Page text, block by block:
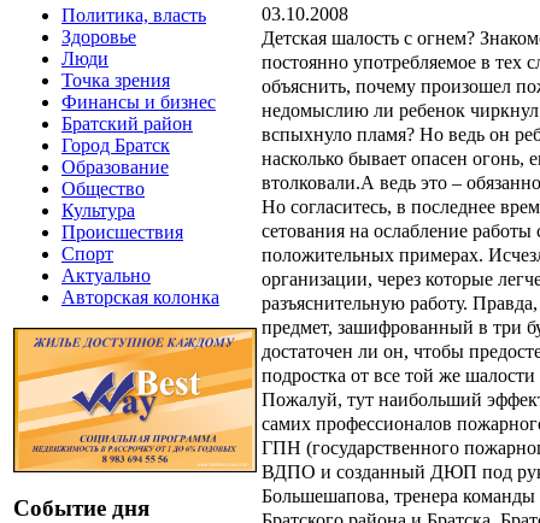
Политика, власть
Здоровье
Люди
Точка зрения
Финансы и бизнес
Братский район
Город Братск
Образование
Общество
Культура
Происшествия
Спорт
Актуально
Авторская колонка
Событие дня
03.10.2008
Детская шалость с огнем?
постоянно употребляемое в тех
объяснить, почему произошел
недомыслию ли ребенок
вспыхнуло пламя? Но ведь он
насколько бывает опасен огонь,
втолковали.А ведь это –
Но согласитесь, в последнее
сетования на ослабление
положительных примерах.
организации, через которые
разъяснительную работу.
предмет, зашифрованный в три
достаточен ли он, чтобы
подростка от все той же шалости
Пожалуй, тут наибольший
самих профессионалов
ГПН (государственного
ВДПО и созданный ДЮП под
Большешапова, тренера